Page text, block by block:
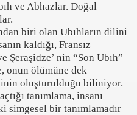
ve Abhazlar. Doğal
biri olan Ubıhların dilini
kaldığı, Fransız
Şeraşidze’ nin “Son Ubıh”
onun ölümüne dek
oluşturulduğu biliniyor.
tanımlama, insanı
simgesel bir tanımlamadır